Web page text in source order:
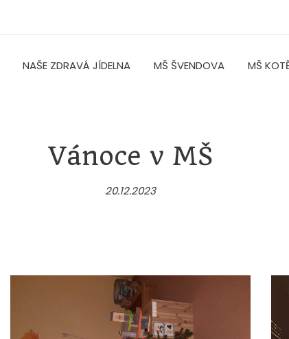
NAŠE ZDRAVÁ JÍDELNA MŠ ŠVENDOVA MŠ
Vánoce v MŠ
20.12.2023